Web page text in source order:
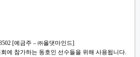
[예금주 – ㈜올댓마인드]
에 참가하는 동호인 선수들을 위해 사용됩니다.